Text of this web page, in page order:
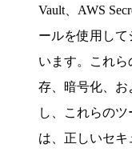
Vault、AWS
ールを使用し
います。これ
存、暗号化、
し、これらの
は、正しいセキ